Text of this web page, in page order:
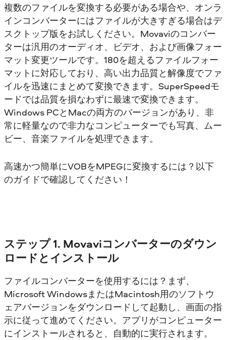
複数のファイルを変換する必要がある場合や、オンラ
インコンバーターにはファイルが大きすぎる場合はデ
スクトップ版をお試しください。Movaviのコンバー
ターは汎用のオーディオ、ビデオ、および画像フォー
マット変更ツールです。180を超えるファイルフォー
マットに対応しており、高い出力品質と解像度でファ
イルを迅速にまとめて変換できます。SuperSpeedモ
ードでは品質を損なわずに最速で変換できます。
Windows PCとMacの両方のバージョンがあり、非
常に軽量なので非力なコンピューターでも写真、ムー
ビー、音楽ファイルを処理できます。
高速かつ簡単にVOBをMPEGに変換するには？以下
のガイドで確認してください！
ステップ 1. Movaviコンバーターのダウン
ロードとインストール
ファイルコンバーターを使用するには？まず、
Microsoft WindowsまたはMacintosh用のソフトウ
ェアバージョンをダウンロードして起動し、画面の指
示に従って進めてください。アプリがコンピューター
にインストールされると、自動的に実行されます。